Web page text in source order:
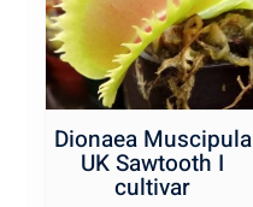
Dionaea Muscipula
UK Sawtooth I
cultivar